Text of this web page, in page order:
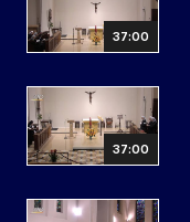
37:00
37:00